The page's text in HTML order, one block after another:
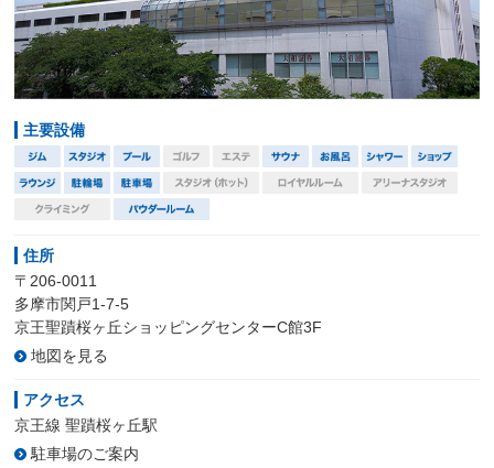
主要設備
住所
〒206-0011
多摩市関戸1-7-5
京王聖蹟桜ヶ丘ショッピングセンターC館3F
地図を見る
アクセス
京王線 聖蹟桜ヶ丘駅
駐車場のご案内